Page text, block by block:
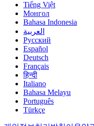
Tiếng Việt
Монгол
Bahasa Indonesia
العربية
Русский
Español
Deutsch
Français
हिन्दी
Italiano
Bahasa Melayu
Português
Türkçe